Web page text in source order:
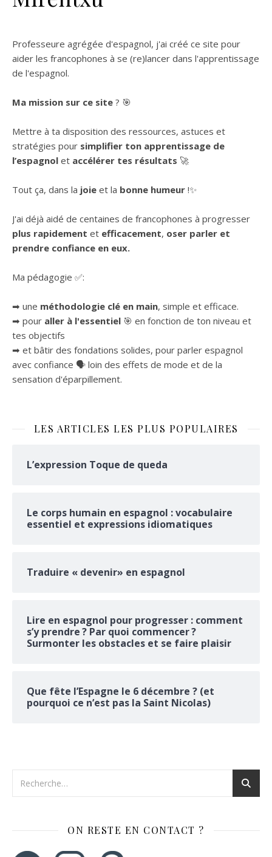
Professeure agrégée d'espagnol, j'ai créé ce site pour
aider les francophones à se (re)lancer dans l'apprentissage
de l'espagnol.
Ma mission sur ce site ? 🎯
Mettre à ta disposition des ressources, astuces et
stratégies pour simplifier ton apprentissage de
l’espagnol et accélérer tes résultats 🚀
Tout ça, dans la joie et la bonne humeur !✨
J'ai déjà aidé de centaines de francophones à progresser
plus rapidement et efficacement, oser parler et
prendre confiance en eux.
Ma pédagogie ✅:
➡ une méthodologie clé en main, simple et efficace.
➡ pour aller à l'essentiel 🎯 en fonction de ton niveau et
tes objectifs
➡ et bâtir des fondations solides, pour parler espagnol
avec confiance 🗣 loin des effets de mode et de la
sensation d'éparpillement.
LES ARTICLES LES PLUS POPULAIRES
L’expression Toque de queda
Le corps humain en espagnol : vocabulaire
essentiel et expressions idiomatiques
Traduire « devenir» en espagnol
Lire en espagnol pour progresser : comment
s’y prendre ? Par quoi commencer ?
Surmonter les obstacles et se faire plaisir
Que fête l’Espagne le 6 décembre ? (et
pourquoi ce n’est pas la Saint Nicolas)
ON RESTE EN CONTACT ?